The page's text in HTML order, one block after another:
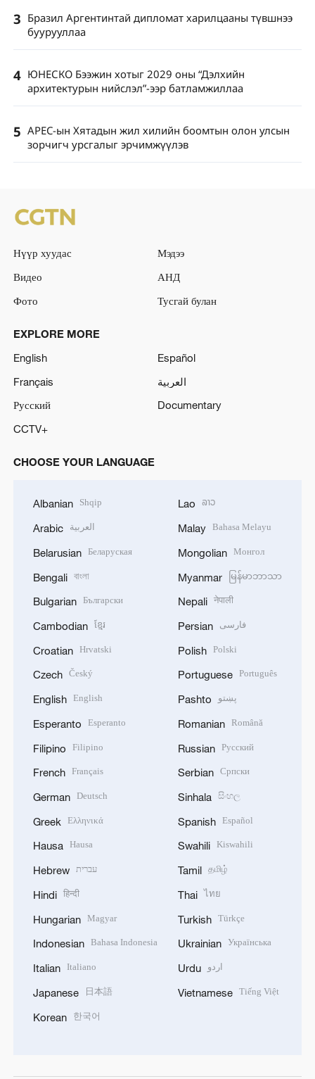
3 Бразил Аргентинтай дипломат харилцааны түвшнээ
буурууллаа
4 ЮНЕСКО Бээжин хотыг 2029 оны “Дэлхийн
архитектурын нийслэл”-ээр батламжиллаа
5 APEC-ын Хятадын жил хилийн боомтын олон улсын
зорчигч урсгалыг эрчимжүүлэв
Нүүр хуудас
Мэдээ
Видео
АНД
Фото
Тусгай булан
EXPLORE MORE
English
Español
Français
العربية
Русский
Documentary
CCTV+
CHOOSE YOUR LANGUAGE
Albanian Shqip
Arabic العربية
Belarusian Беларуская
Bengali বাংলা
Bulgarian Български
Cambodian ខ្មែរ
Croatian Hrvatski
Czech Český
English English
Esperanto Esperanto
Filipino Filipino
French Français
German Deutsch
Greek Ελληνικά
Hausa Hausa
Hebrew עברית
Hindi हिन्दी
Hungarian Magyar
Indonesian Bahasa Indonesia
Italian Italiano
Japanese 日本語
Korean 한국어
Lao ລາວ
Malay Bahasa Melayu
Mongolian Монгол
Myanmar မြန်မာဘာသာ
Nepali नेपाली
Persian فارسی
Polish Polski
Portuguese Português
Pashto پښتو
Romanian Română
Russian Русский
Serbian Српски
Sinhala සිංහල
Spanish Español
Swahili Kiswahili
Tamil தமிழ்
Thai ไทย
Turkish Türkçe
Ukrainian Українська
Urdu اردو
Vietnamese Tiếng Việt